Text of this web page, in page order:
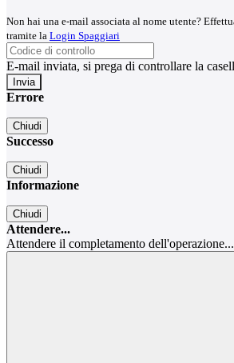
Non hai una e-mail associata al nome utente?
tramite la Login Spaggiari
E-mail inviata, si prega di controllare la
Errore
Chiudi
Successo
Chiudi
Informazione
Chiudi
Attendere...
Attendere il completamento dell'operazione...